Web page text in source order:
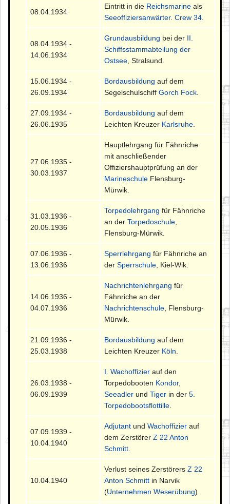
08.04.1934
Eintritt in die Reichsmarine als
Seeoffiziersanwärter.Crew 34
08.04.1934 -
14.06.1934
Grundausbildung bei der II.
Schiffsstammabteilung der
Ostsee , Stralsund.
15.06.1934 -
26.09.1934
Bordausbildung auf dem
SegelschulschiffGorch Fock
27.09.1934 -
26.06.1935
Bordausbildung auf dem
Leichten Kreuzer Karlsruhe
27.06.1935 -
30.03.1937
Hauptlehrgang für Fähnriche
mit anschließender
Offiziershauptprüfung an der
Marineschule Flensburg-
Mürwik.
31.03.1936 -
20.05.1936
Torpedolehrgang für Fähnriche
an derTorpedoschule
Flensburg-Mürwik.
07.06.1936 -
13.06.1936
Sperrlehrgang für Fähnriche an
derSperrschule , Kiel-Wik.
14.06.1936 -
04.07.1936
Nachrichtenlehrgang für
Fähnriche an der
Nachrichtenschule , Flensburg-
Mürwik.
21.09.1936 -
25.03.1938
Bordausbildung auf dem
Leichten Kreuzer Köln
26.03.1938 -
06.09.1939
I. Wachoffizier auf den
Torpedobooten Kondor,
Seeadler undTiger in der5.
Torpedobootsflottille
07.09.1939 -
10.04.1940
Adjutant undWachoffizier auf
dem ZerstörerZ 22 Anton
Schmitt
10.04.1940
Verlust seines ZerstörersZ 22
Anton Schmitt in Narvik
(Unternehmen Weserübung).